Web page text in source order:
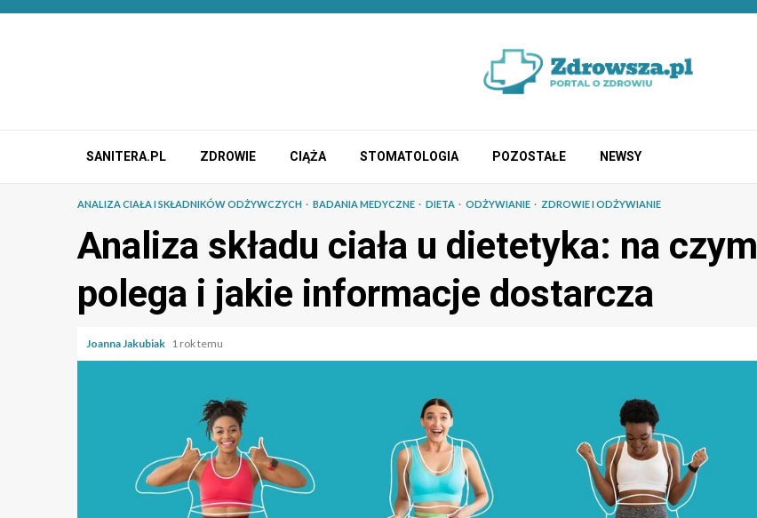
Przejdź
SANITERA.PL ZDROWIE CIĄŻA STOMATOLOGIA POZOSTAŁE NEWSY
ANALIZA CIAŁA I SKŁADNIKÓW ODŻYWCZYCH BADANIA MEDYCZNE DIETA ODŻYWIANIE ZDROWIE I ODŻYWIANIE
Analiza składu ciała u dietetyka: na czym
polega i jakie informacje dostarcza
Joanna Jakubiak 1 rok temu